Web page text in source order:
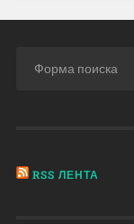
RSS ЛЕНТА